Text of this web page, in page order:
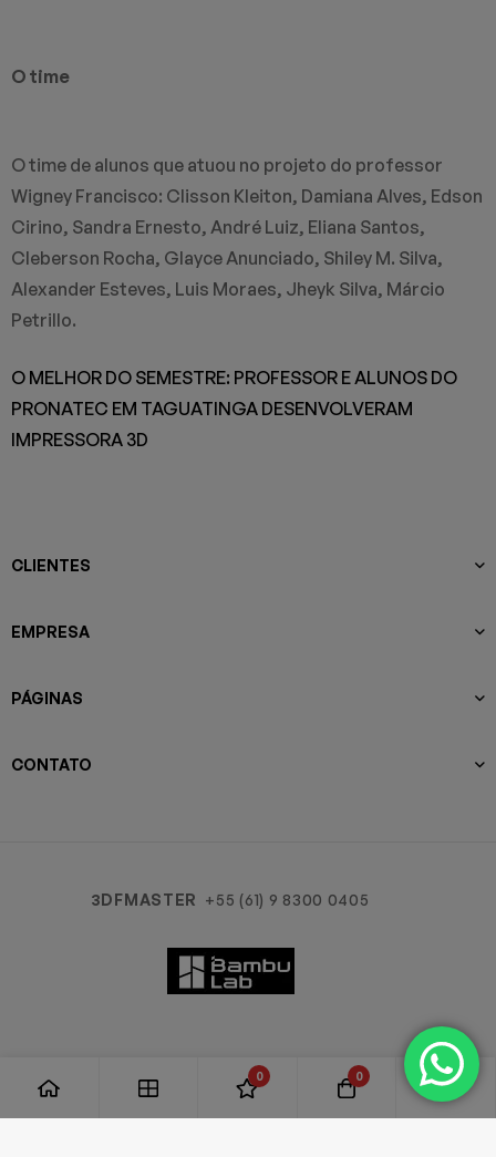
O time
O time de alunos que atuou no projeto do professor
Wigney Francisco: Clisson Kleiton, Damiana Alves, Edson
Cirino, Sandra Ernesto, André Luiz, Eliana Santos,
Cleberson Rocha, Glayce Anunciado, Shiley M. Silva,
Alexander Esteves, Luis Moraes, Jheyk Silva, Márcio
Petrillo.
O MELHOR DO SEMESTRE: PROFESSOR E ALUNOS DO
PRONATEC EM TAGUATINGA DESENVOLVERAM
IMPRESSORA 3D
CLIENTES
EMPRESA
PÁGINAS
CONTATO
3DFMASTER +55 (61) 9 8300 0405
0 0